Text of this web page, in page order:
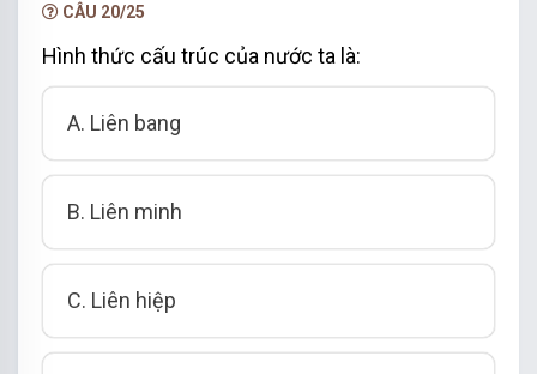
CÂU 20/25
Hình thức cấu trúc của nước ta là:
A. Liên bang
B. Liên minh
C. Liên hiệp